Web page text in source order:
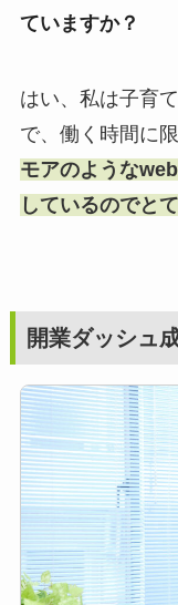
ていますか？
はい、私は子育
で、働く時間に
モアのような
しているのでと
開業ダッシュ